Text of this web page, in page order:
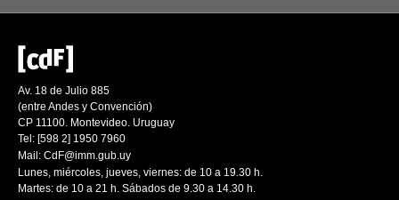
Av. 18 de Julio 885
(entre Andes y Convención)
CP 11100. Montevideo. Uruguay
Tel: [598 2] 1950 7960
Mail: CdF@imm.gub.uy
Lunes, miércoles, jueves, viernes: de 10 a 19.30 h.
Martes: de 10 a 21 h. Sábados de 9.30 a 14.30 h.